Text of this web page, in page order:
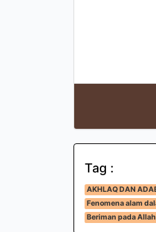
Tag :
AKHLAQ DAN
Fenomena alam
Beriman pada Allah